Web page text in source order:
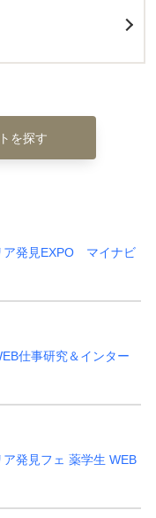
を探す
ア発見EXPO マイナビ
仕事研究＆インター
発見フェ 薬学生 WEB